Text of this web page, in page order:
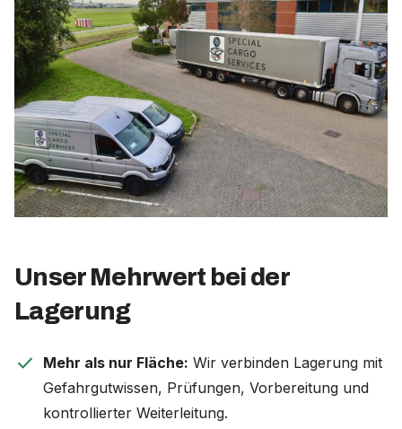
Unser Mehrwert bei der
Lagerung
check Mehr als nur Fläche: Wir verbinden Lagerung mit
Gefahrgutwissen, Prüfungen, Vorbereitung und
kontrollierter Weiterleitung.